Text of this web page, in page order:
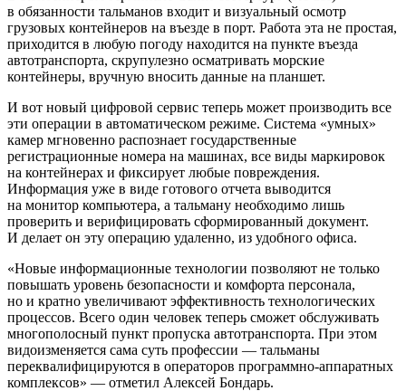
в обязанности тальманов входит и визуальный осмотр
грузовых контейнеров на въезде в порт. Работа эта не простая,
приходится в любую погоду находится на пункте въезда
автотранспорта, скрупулезно осматривать морские
контейнеры, вручную вносить данные на планшет.
И вот новый цифровой сервис теперь может производить все
эти операции в автоматическом режиме. Система «умных»
камер мгновенно распознает государственные
регистрационные номера на машинах, все виды маркировок
на контейнерах и фиксирует любые повреждения.
Информация уже в виде готового отчета выводится
на монитор компьютера, а тальману необходимо лишь
проверить и верифицировать сформированный документ.
И делает он эту операцию удаленно, из удобного офиса.
«Новые информационные технологии позволяют не только
повышать уровень безопасности и комфорта персонала,
но и кратно увеличивают эффективность технологических
процессов. Всего один человек теперь сможет обслуживать
многополосный пункт пропуска автотранспорта. При этом
видоизменяется сама суть профессии — тальманы
переквалифицируются в операторов программно-аппаратных
комплексов» — отметил Алексей Бондарь.